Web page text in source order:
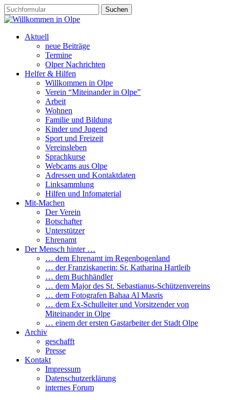
Aktuell
neue Beiträge
Termine
Olper Nachrichten
Helfer & Hilfen
Willkommen in Olpe
Verein “Miteinander in Olpe”
Arbeit
Wohnen
Familie und Bildung
Kinder und Jugend
Sport und Freizeit
Vereinsleben
Sprachkurse
Webcams aus Olpe
Adressen und Kontaktdaten
Linksammlung
Hilfen und Infomaterial
Mit-Machen
Der Verein
Botschafter
Unterstützer
Ehrenamt
Der Mensch hinter …
… dem Ehrenamt im Regenbogenland
… der Franziskanerin: Sr. Katharina Hartleib
… dem Buchhändler
… dem Major des St. Sebastianus-Schützenvereins
… dem Fotografen Bahaa Al Masris
… dem Ex-Schulleiter und Vorsitzender von
Miteinander in Olpe
… einem der ersten Gastarbeiter der Stadt Olpe
Archiv
geschafft
Presse
Kontakt
Impressum
Datenschutzerklärung
internes Forum